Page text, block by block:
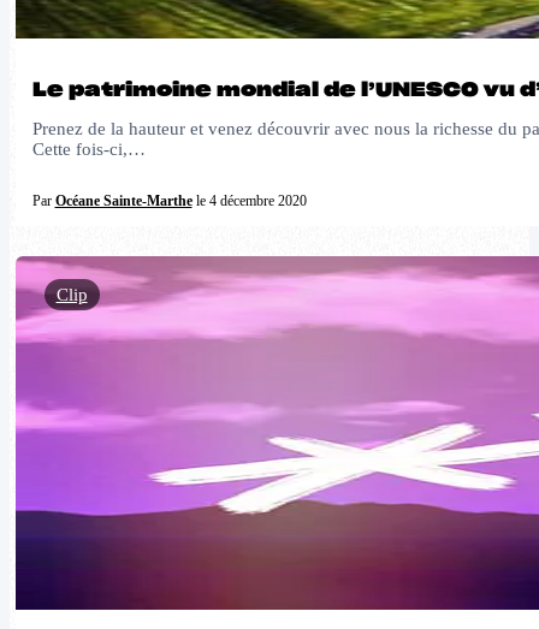
Le patrimoine mondial de l’UNESCO vu
Prenez de la hauteur et venez découvrir avec nous la richesse
Cette fois-ci,…
Par Océane Sainte-Marthele 4 décembre 2020
Clip